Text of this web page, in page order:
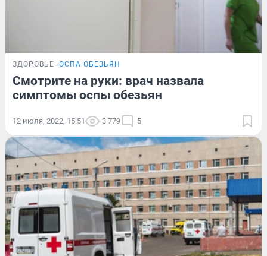
ЗДОРОВЬЕ ОСПА ОБЕЗЬЯН
Смотрите на руки: врач назвала
симптомы оспы обезьян
12 июля, 2022, 15:51 3 779 5